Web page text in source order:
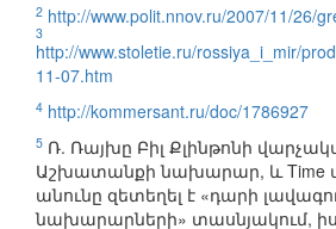
2 http://www.polit.nnov.ru/2007/11/26/
3
http://www.stoletie.ru/rossiya_i_mir/
11-07.htm
4 http://kommersant.ru/doc/1786927
5 Ռ. Ռայխը Բիլ Քլինթոնի
Աշխատանքի նախարար, և Time
անունը զետեղել է «դարի
նախարարների» տասնյակում,